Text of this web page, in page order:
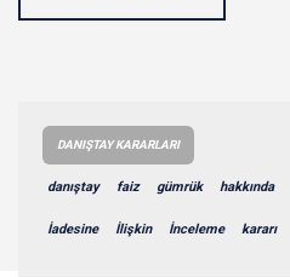
DANIŞTAY KARARLARI
danıştay faiz gümrük hakkında
İadesine İlişkin İnceleme kararı